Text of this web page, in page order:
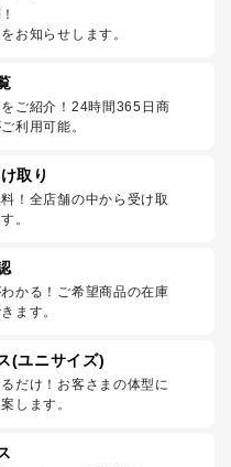
お知らせします。
ご紹介！24時間365日商
利用可能。
取り
！全店舗の中から受け取
。
かる！ご希望商品の在庫
ます。
(ユニサイズ)
だけ！お客さまの体型に
します。